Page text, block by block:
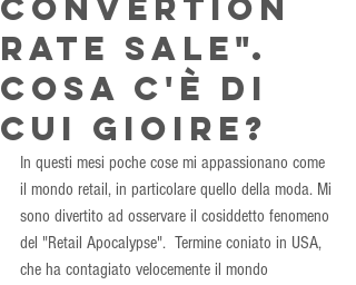
convertion
rate sale".
Cosa c'è di
cui gioire?
In questi mesi poche cose mi appassionano come
il mondo retail, in particolare quello della moda. Mi
sono divertito ad osservare il cosiddetto fenomeno
del "Retail Apocalypse".  Termine coniato in USA,
che ha contagiato velocemente il mondo